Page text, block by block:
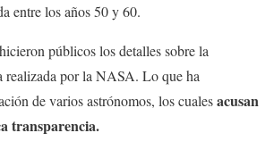
entre los años 50 y 60.
públicos los detalles sobre la
realizada por la NASA. Lo que ha
de varios astrónomos, los cualesacusan
transparencia.